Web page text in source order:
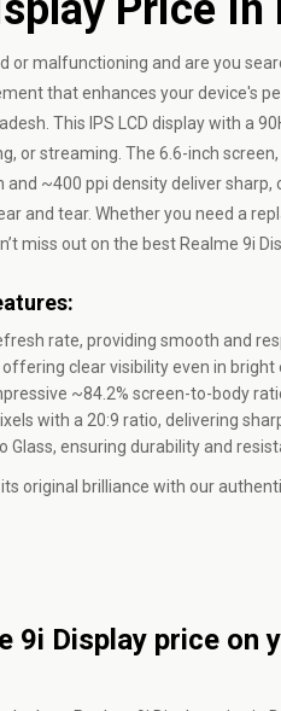
or malfunctioning and are you
that enhances your device's
This IPS LCD display with a
or streaming. The 6.6-inch
~400 ppi density deliver
and tear. Whether you need a
miss out on the best Realme 9i
rate, providing smooth and
clear visibility even in bright
~84.2% screen-to-body
with a 20:9 ratio, delivering
Glass, ensuring durability and
original brilliance with our
9i Display price on